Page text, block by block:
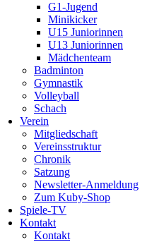
G1-Jugend
Minikicker
U15 Juniorinnen
U13 Juniorinnen
Mädchenteam
Badminton
Gymnastik
Volleyball
Schach
Verein
Mitgliedschaft
Vereinsstruktur
Chronik
Satzung
Newsletter-Anmeldung
Zum Kuby-Shop
Spiele-TV
Kontakt
Kontakt